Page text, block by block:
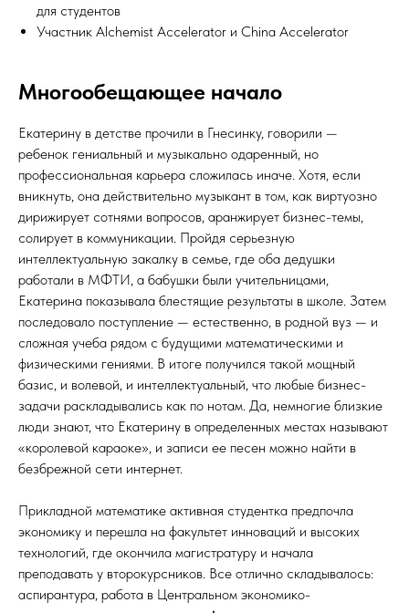
для студентов
Участник Alchemist Accelerator и China Accelerator
Многообещающее начало
Екатерину в детстве прочили в Гнесинку, говорили —
ребенок гениальный и музыкально одаренный, но
профессиональная карьера сложилась иначе. Хотя, если
вникнуть, она действительно музыкант в том, как виртуозно
дирижирует сотнями вопросов, аранжирует бизнес-темы,
солирует в коммуникации. Пройдя серьезную
интеллектуальную закалку в семье, где оба дедушки
работали в МФТИ, а бабушки были учительницами,
Екатерина показывала блестящие результаты в школе. Затем
последовало поступление — естественно, в родной вуз — и
сложная учеба рядом с будущими математическими и
физическими гениями. В итоге получился такой мощный
базис, и волевой, и интеллектуальный, что любые бизнес-
задачи раскладывались как по нотам. Да, немногие близкие
люди знают, что Екатерину в определенных местах называют
«королевой караоке», и записи ее песен можно найти в
безбрежной сети интернет.
Прикладной математике активная студентка предпочла
экономику и перешла на факультет инноваций и высоких
технологий, где окончила магистратуру и начала
преподавать у второкурсников. Все отлично складывалось:
аспирантура, работа в Центральном экономико-